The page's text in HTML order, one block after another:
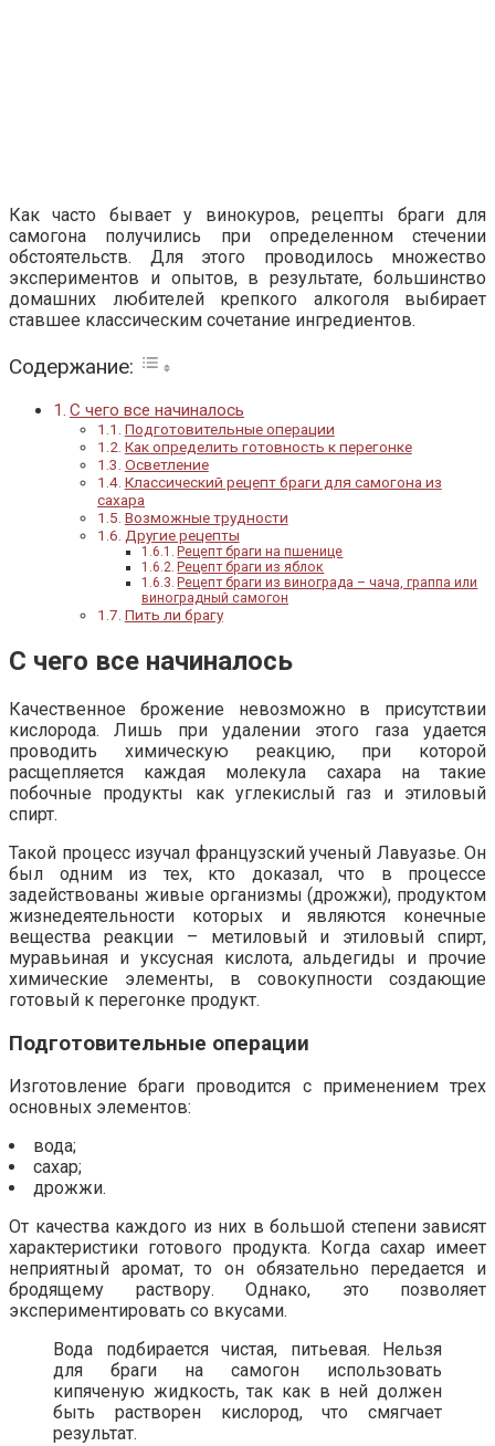
Как часто бывает у винокуров, рецепты браги для
самогона получились при определенном стечении
обстоятельств. Для этого проводилось множество
экспериментов и опытов, в результате, большинство
домашних любителей крепкого алкоголя выбирает
ставшее классическим сочетание ингредиентов.
Содержание:
С чего все начиналось
Подготовительные операции
Как определить готовность к перегонке
Осветление
Классический рецепт браги для самогона из
сахара
Возможные трудности
Другие рецепты
Рецепт браги на пшенице
Рецепт браги из яблок
Рецепт браги из винограда – чача, граппа или
виноградный самогон
Пить ли брагу
С чего все начиналось
Качественное брожение невозможно в присутствии
кислорода. Лишь при удалении этого газа удается
проводить химическую реакцию, при которой
расщепляется каждая молекула сахара на такие
побочные продукты как углекислый газ и этиловый
спирт.
Такой процесс изучал французский ученый Лавуазье. Он
был одним из тех, кто доказал, что в процессе
задействованы живые организмы (дрожжи), продуктом
жизнедеятельности которых и являются конечные
вещества реакции – метиловый и этиловый спирт,
муравьиная и уксусная кислота, альдегиды и прочие
химические элементы, в совокупности создающие
готовый к перегонке продукт.
Подготовительные операции
Изготовление браги проводится с применением трех
основных элементов:
вода;
сахар;
дрожжи.
От качества каждого из них в большой степени зависят
характеристики готового продукта. Когда сахар имеет
неприятный аромат, то он обязательно передается и
бродящему раствору. Однако, это позволяет
экспериментировать со вкусами.
Вода подбирается чистая, питьевая. Нельзя
для браги на самогон использовать
кипяченую жидкость, так как в ней должен
быть растворен кислород, что смягчает
результат.